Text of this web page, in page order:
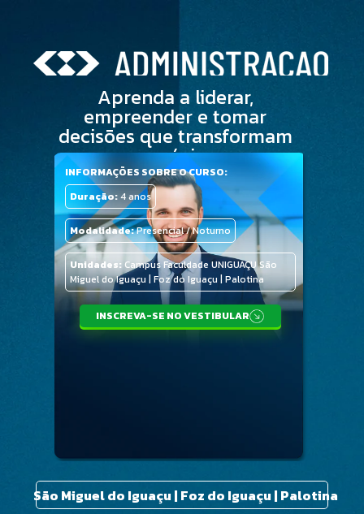
INFORMAÇÕES SOBRE O CURSO:
Duração:4 anos
Modalidade:Presencial / Noturno
Unidades:Campus Faculdade UNIGUAÇU São
Miguel do Iguaçu | Foz do Iguaçu | Palotina
INSCREVA-SE NO VESTIBULAR
Aprenda a liderar,
empreender e tomar
decisões que transformam
negócios.
São Miguel do Iguaçu | Foz do Iguaçu | Palotina